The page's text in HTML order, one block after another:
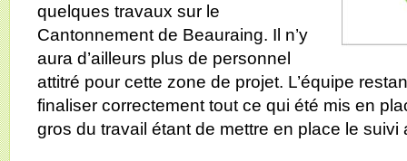
quelques travaux sur le
Cantonnement de Beauraing. Il n’y
aura d’ailleurs plus de personnel
attitré pour cette zone de projet. L’équipe
finaliser correctement tout ce qui été mis en
gros du travail étant de mettre en place le